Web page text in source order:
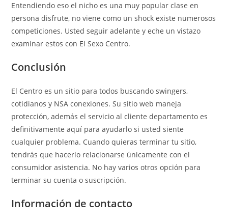
Entendiendo eso el nicho es una muy popular clase en
persona disfrute, no viene como un shock existe numerosos
competiciones. Usted seguir adelante y eche un vistazo
examinar estos con El Sexo Centro.
Conclusión
El Centro es un sitio para todos buscando swingers,
cotidianos y NSA conexiones. Su sitio web maneja
protección, además el servicio al cliente departamento es
definitivamente aquí para ayudarlo si usted siente
cualquier problema. Cuando quieras terminar tu sitio,
tendrás que hacerlo relacionarse únicamente con el
consumidor asistencia. No hay varios otros opción para
terminar su cuenta o suscripción.
Información de contacto